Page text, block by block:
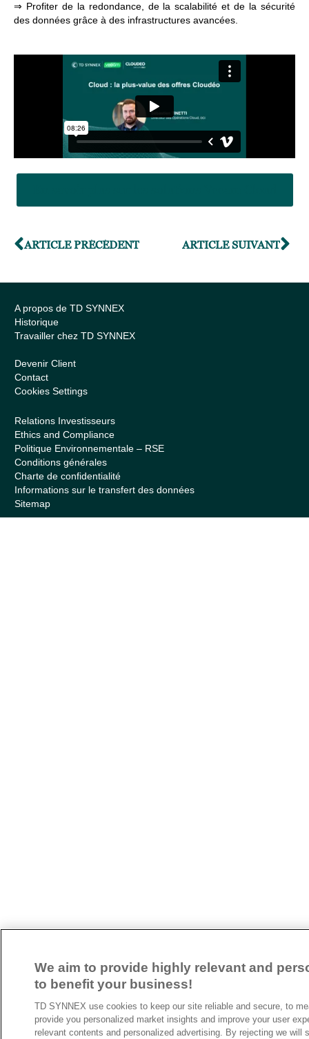
⇒ Profiter de la redondance, de la scalabilité et de la sécurité
des données grâce à des infrastructures avancées.
ARTICLE PRÉCÉDENT ARTICLE SUIVANT
A propos de TD SYNNEX
Historique
Travailler chez TD SYNNEX
Devenir Client
Contact
Cookies Settings
Relations Investisseurs
Ethics and Compliance
Politique Environnementale – RSE
Conditions générales
Charte de confidentialité
Informations sur le transfert des données
Sitemap
We aim to provide highly relevant and
to benefit your business!
TD SYNNEX use cookies to keep our site reliable and secure, to
provide you personalized market insights and improve your user
relevant contents and personalized advertising. By rejecting we will